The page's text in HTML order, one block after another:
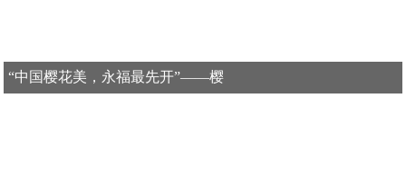
“中国樱花美，永福最先开”——樱